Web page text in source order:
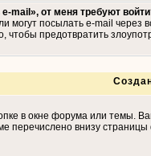
mail», от меня требуют
могут посылать e-mail
чтобы предотвратить
в окне форума или темы.
перечислено внизу